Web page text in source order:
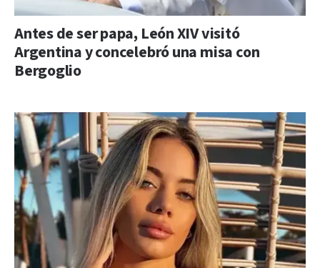
Antes de ser papa, León XIV visitó
Argentina y concelebró una misa con
Bergoglio